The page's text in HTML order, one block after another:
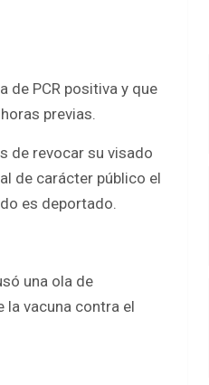
de PCR positiva y que
previas.
de revocar su visado
de carácter público el
es deportado.
una ola de
la vacuna contra el